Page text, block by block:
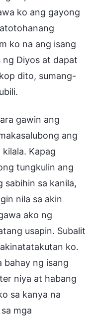
ko ang gayong
ko na ang isang
Diyos at dapat
dito, sumang-
gawin ang
ang
Kapag
tungkulin ang
sabihin sa kanila,
nila sa akin
ako ng
usapin. Subalit
ko.
bahay ng isang
niya at habang
sa kanya na
mga